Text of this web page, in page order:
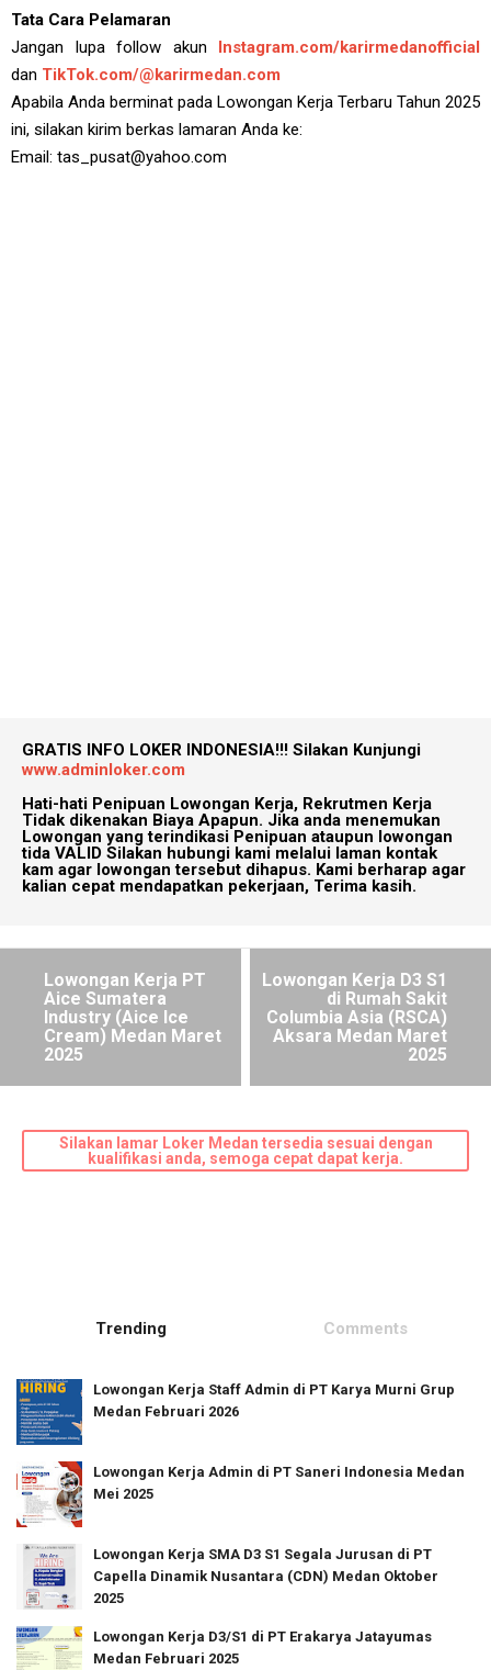
Tata Cara Pelamaran
Jangan lupa follow akun Instagram.com/karirmedanofficial
dan TikTok.com/@karirmedan.com
Apabila Anda berminat pada Lowongan Kerja Terbaru Tahun 2025
ini, silakan kirim berkas lamaran Anda ke:
Email: tas_pusat@yahoo.com
GRATIS INFO LOKER INDONESIA!!! Silakan Kunjungi
www.adminloker.com
Hati-hati Penipuan Lowongan Kerja, Rekrutmen Kerja
Tidak dikenakan Biaya Apapun. Jika anda menemukan
Lowongan yang terindikasi Penipuan ataupun lowongan
tida VALID Silakan hubungi kami melalui laman kontak
kam agar lowongan tersebut dihapus. Kami berharap agar
kalian cepat mendapatkan pekerjaan, Terima kasih.
Lowongan Kerja PT
Aice Sumatera
Industry (Aice Ice
Cream) Medan Maret
2025
Lowongan Kerja D3 S1
di Rumah Sakit
Columbia Asia (RSCA)
Aksara Medan Maret
2025
Silakan lamar Loker Medan tersedia sesuai dengan
kualifikasi anda, semoga cepat dapat kerja.
Trending Comments
Lowongan Kerja Staff Admin di PT Karya Murni Grup
Medan Februari 2026
Lowongan Kerja Admin di PT Saneri Indonesia Medan
Mei 2025
Lowongan Kerja SMA D3 S1 Segala Jurusan di PT
Capella Dinamik Nusantara (CDN) Medan Oktober
2025
Lowongan Kerja D3/S1 di PT Erakarya Jatayumas
Medan Februari 2025